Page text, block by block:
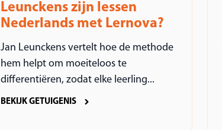
Leunckens zijn lessen
Nederlands met Lernova?
Jan Leunckens vertelt hoe de methode
hem helpt om moeiteloos te
differentiëren, zodat elke leerling...
BEKIJK GETUIGENIS